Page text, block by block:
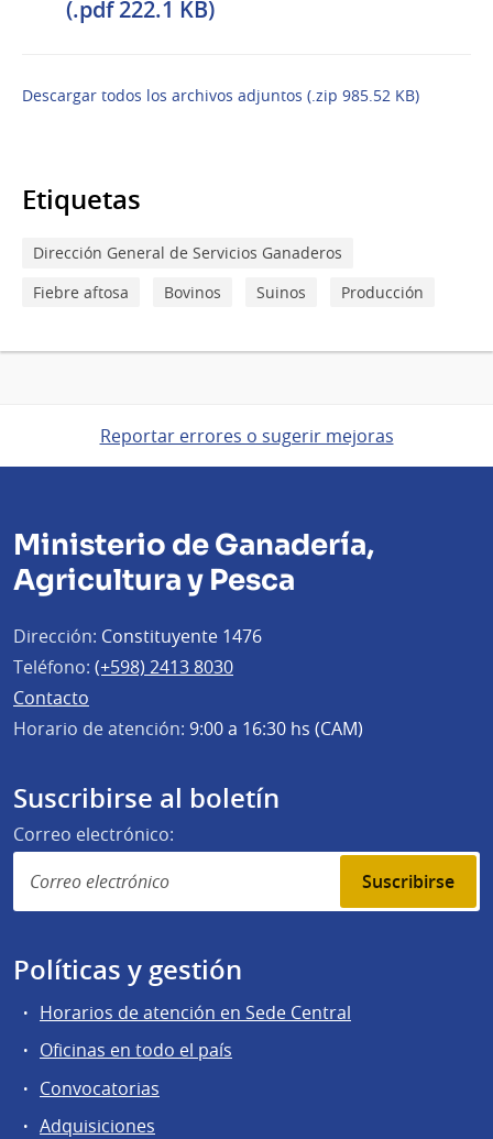
(.pdf 222.1 KB)
Descargar todos los archivos adjuntos (.zip 985.52 KB)
Etiquetas
Dirección General de Servicios Ganaderos
Fiebre aftosa
Bovinos Suinos Producción
Reportar errores o sugerir mejoras
Ministerio de Ganadería,
Agricultura y Pesca
Dirección: Constituyente 1476
Teléfono: (+598) 2413 8030
Contacto
Horario de atención: 9:00 a 16:30 hs (CAM)
Suscribirse al boletín
Correo electrónico:
Suscribirse
Políticas y gestión
Horarios de atención en Sede Central
Oficinas en todo el país
Convocatorias
Adquisiciones